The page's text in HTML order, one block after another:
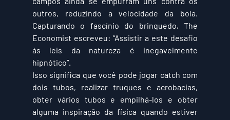
outros, reduzindo a velocidade da bola.
Capturando o fascínio do brinquedo, The
Economist escreveu: “Assistir a este desafio
às leis da natureza é inegavelmente
hipnótico”.
Isso significa que você pode jogar catch com
dois tubos, realizar truques e acrobacias,
obter vários tubos e empilhá-los e obter
alguma inspiração da física quando estiver